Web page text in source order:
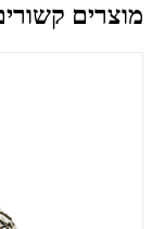
מוצרים